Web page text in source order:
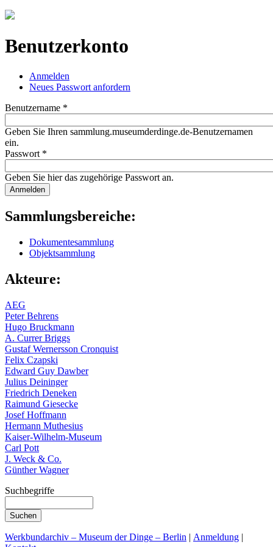
Jump to navigation
Benutzerkonto
Haupt-Reiter
Anmelden
Neues Passwort anfordern
Benutzername *
Geben Sie Ihren sammlung.museumderdinge.de-Benutzernamen
ein.
Passwort *
Geben Sie hier das zugehörige Passwort an.
Sammlungsbereiche:
Dokumentesammlung
Objektsammlung
Akteure:
AEG
Peter Behrens
Hugo Bruckmann
A. Currer Briggs
Gustaf Wernersson Cronquist
Felix Czapski
Edward Guy Dawber
Julius Deininger
Friedrich Deneken
Raimund Giesecke
Josef Hoffmann
Hermann Muthesius
Kaiser-Wilhelm-Museum
Carl Pott
J. Weck & Co.
Günther Wagner
Suchbegriffe
Werkbundarchiv – Museum der Dinge – Berlin | Anmeldung |